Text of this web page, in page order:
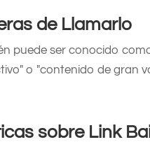
de Llamarlo
puede ser conocido
o "contenido de gran
sobre Link